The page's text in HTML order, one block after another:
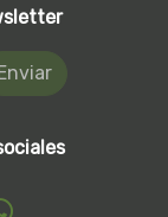
Enviar